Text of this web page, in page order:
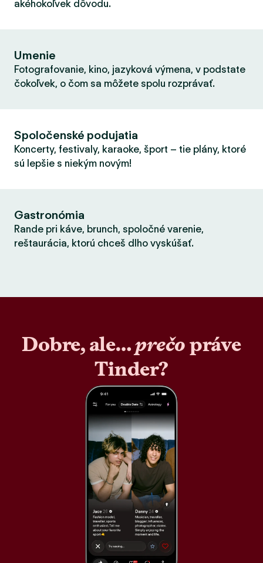
akéhokoľvek dôvodu.
Umenie
Fotografovanie, kino, jazyková výmena, v podstate
čokoľvek, o čom sa môžete spolu rozprávať.
Spoločenské podujatia
Koncerty, festivaly, karaoke, šport – tie plány, ktoré
sú lepšie s niekým novým!
Gastronómia
Rande pri káve, brunch, spoločné varenie,
reštaurácia, ktorú chceš dlho vyskúšať.
Dobre, ale…prečopráve
Tinder?